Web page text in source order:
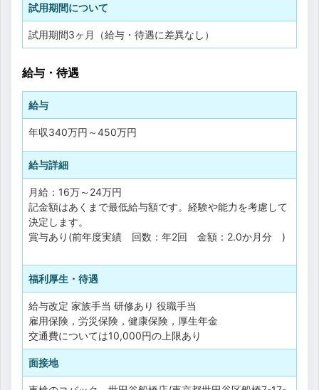
試用期間について
試用期間3ヶ月（給与・待遇に差異なし）
給与・待遇
給与
年収340万円 ～450万円
給与詳細
月給：16万～24万円
記金額はあくまで最低給与額です。経験や能力を考慮して
決定します。
賞与あり(前年度実績 回数：年2回 金額：2.0か月分 )
福利厚生・待遇
給与改定 家族手当 研修あり 役職手当
雇用保険，労災保険，健康保険，厚生年金
交通費については10,000円の上限あり
面接地